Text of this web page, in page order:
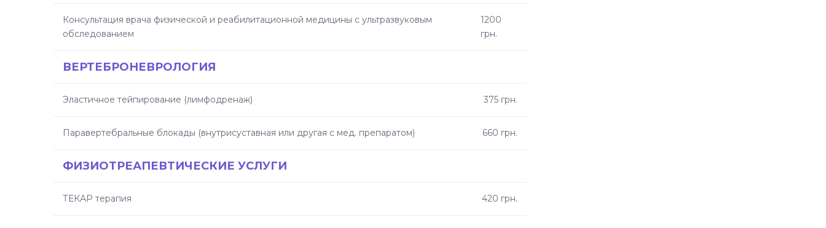
Консультация врача физической и реабилитационной медицины с ультразвуковым
обследованием
1200
грн.
ВЕРТЕБРОНЕВРОЛОГИЯ
Эластичное тейпирование (лимфодренаж) 375 грн.
Паравертебральные блокады (внутрисуставная или другая с мед. препаратом) 660 грн.
ФИЗИОТРЕАПЕВТИЧЕСКИЕ УСЛУГИ
ТЕКАР терапия 420 грн.